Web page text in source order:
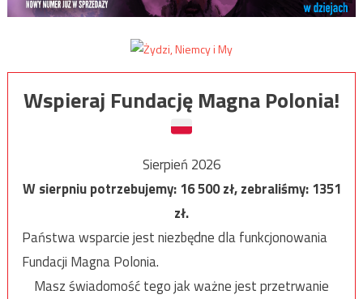
Wspieraj Fundację Magna Polonia!
Sierpień 2026
W sierpniu potrzebujemy:16 500zł, zebraliśmy:1351
zł.
Państwa wsparcie jest niezbędne dla funkcjonowania
Fundacji Magna Polonia.
Masz świadomość tego jak ważne jest przetrwanie